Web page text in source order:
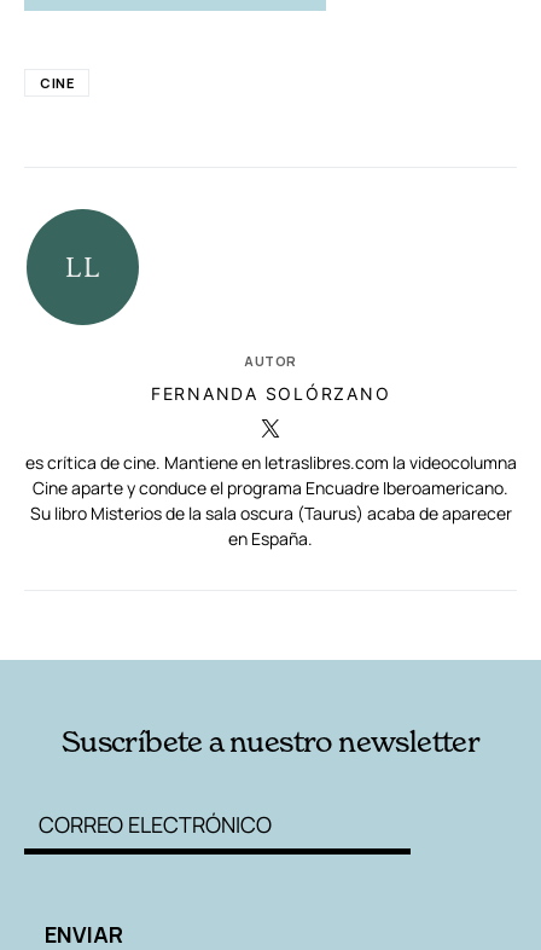
CINE
AUTOR
FERNANDA SOLÓRZANO
es crítica de cine. Mantiene en letraslibres.com la videocolumna
Cine aparte y conduce el programa Encuadre Iberoamericano.
Su libro Misterios de la sala oscura (Taurus) acaba de aparecer
en España.
Suscríbete a nuestro newsletter